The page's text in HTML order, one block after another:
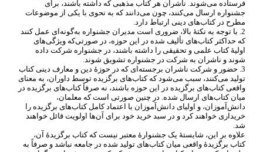
فرستاده میشوند. ناشران هر کتاب مذهبی که داشته باشند، برای
جشنواره ارسال میکنند، چون میدانند که به نحوی با یکی از موضوعات
مطرح در کتابهای دینی ارتباط دارد.
2. با توجه به نکتۀ بالا، ضروری است مدیران جشنواره به
گونه ای عمل کنند
که حداکثر کتابهای تألیف شده در این حوزه، در صورتیکه ویژگیهای
اولیۀ کتاب علمی و تحقیقی را داشته باشند، در جشنواره شرکت داده
شوند و ناشران به شرکت در جشنواره تشویق شوند.
3. حضور و شرکت ناشران برجسته
ای که در حوزۀ دین و معارف دینی کتاب
تولید میکنند، سبب میشود که کتابهای برگزیده توسط داوران، به معنای
واقعی کتابهای برگزیده در این حوزه باشند، نه صرفاً کتابهای برگزیده در
میان کتابهای ارسال شده. در چنین صورتی است که معلمان،
دانش آموزان، و اولیای دانش آموزان با اعتماد کامل کتابهای برگزیده را
خریداری خواهند کرد و در سبد خرید خود برای آنها اولویت قائل خواهند
شد.
علاوه بر این، شایستۀ یک جشنوارۀ معتبر نیست که کتاب برگزیدۀ آن،
کتاب برگزیدۀ واقعی میان کتابهای تولید شده در جامعه نباشد و صرفاً به